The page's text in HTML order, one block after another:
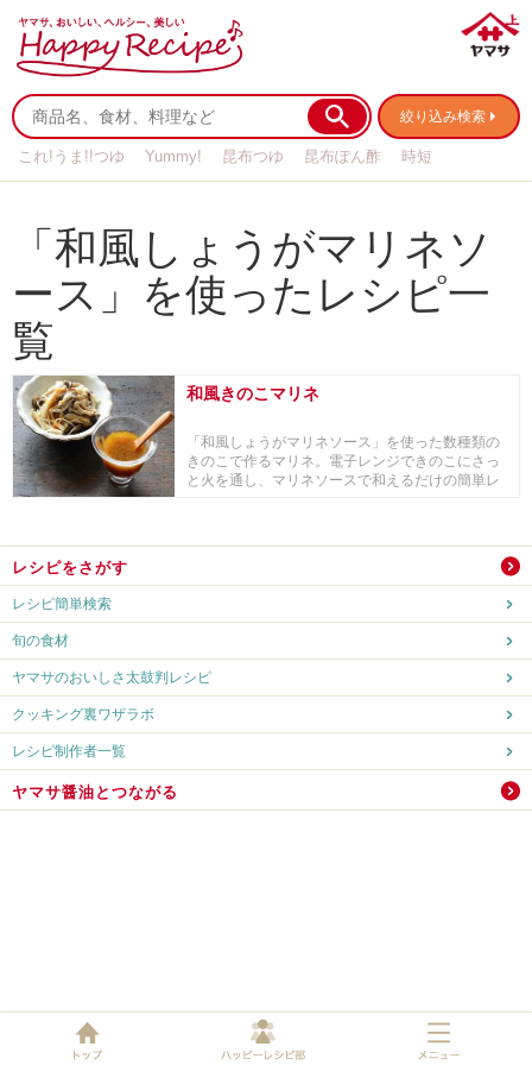
絞り込み検索
これ!うま!!つゆ Yummy! 昆布つゆ 昆布ぽん酢
時短
「和風しょうがマリネソ
ース」を使ったレシピ一
覧
和風きのこマリネ
「和風しょうがマリネソース」を使った数種類の
きのこで作るマリネ。電子レンジできのこにさっ
と火を通し、マリネソースで和えるだけの簡単レ
レシピをさがす
レシピ簡単検索
旬の食材
ヤマサのおいしさ太鼓判レシピ
クッキング裏ワザラボ
レシピ制作者一覧
ヤマサ醤油とつながる